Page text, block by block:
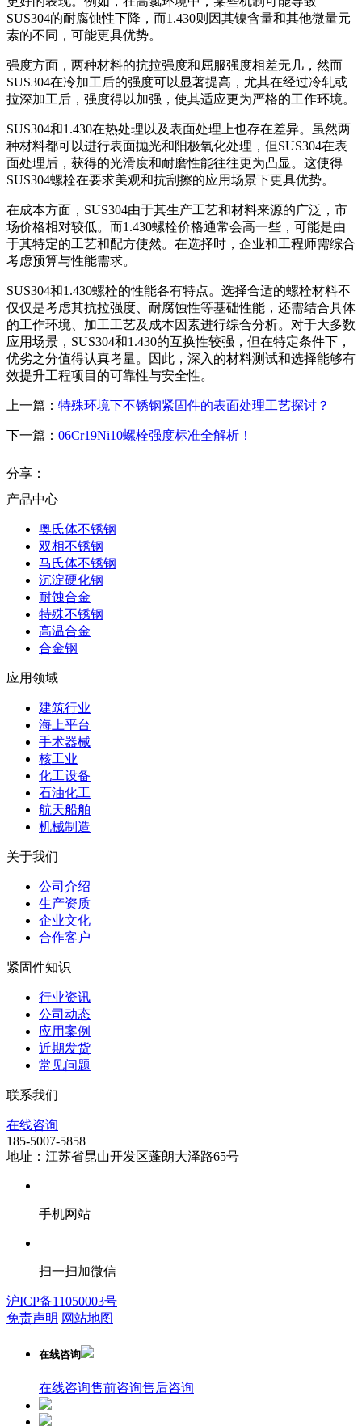
SUS304的耐腐蚀性下降，而1.430则因其镍含量和其他微量元
素的不同，可能更具优势。
强度方面，两种材料的抗拉强度和屈服强度相差无几，然而
SUS304在冷加工后的强度可以显著提高，尤其在经过冷轧或
拉深加工后，强度得以加强，使其适应更为严格的工作环境。
SUS304和1.430在热处理以及表面处理上也存在差异。虽然两
种材料都可以进行表面抛光和阳极氧化处理，但SUS304在表
面处理后，获得的光滑度和耐磨性能往往更为凸显。这使得
SUS304螺栓在要求美观和抗刮擦的应用场景下更具优势。
在成本方面，SUS304由于其生产工艺和材料来源的广泛，市
场价格相对较低。而1.430螺栓价格通常会高一些，可能是由
于其特定的工艺和配方使然。在选择时，企业和工程师需综合
考虑预算与性能需求。
SUS304和1.430螺栓的性能各有特点。选择合适的螺栓材料不
仅仅是考虑其抗拉强度、耐腐蚀性等基础性能，还需结合具体
的工作环境、加工工艺及成本因素进行综合分析。对于大多数
应用场景，SUS304和1.430的互换性较强，但在特定条件下，
优劣之分值得认真考量。因此，深入的材料测试和选择能够有
效提升工程项目的可靠性与安全性。
上一篇： 特殊环境下不锈钢紧固件的表面处理工艺探讨？
下一篇： 06Cr19Ni10螺栓强度标准全解析！
分享：
产品中心
奥氏体不锈钢
双相不锈钢
马氏体不锈钢
沉淀硬化钢
耐蚀合金
特殊不锈钢
高温合金
合金钢
应用领域
建筑行业
海上平台
手术器械
核工业
化工设备
石油化工
航天船舶
机械制造
关于我们
公司介绍
生产资质
企业文化
合作客户
紧固件知识
行业资讯
公司动态
应用案例
近期发货
常见问题
联系我们
在线咨询
185-5007-5858
地址：江苏省昆山开发区蓬朗大泽路65号
手机网站
扫一扫加微信
沪ICP备11050003号
免责声明 网站地图
在线咨询
在线咨询售前咨询售后咨询